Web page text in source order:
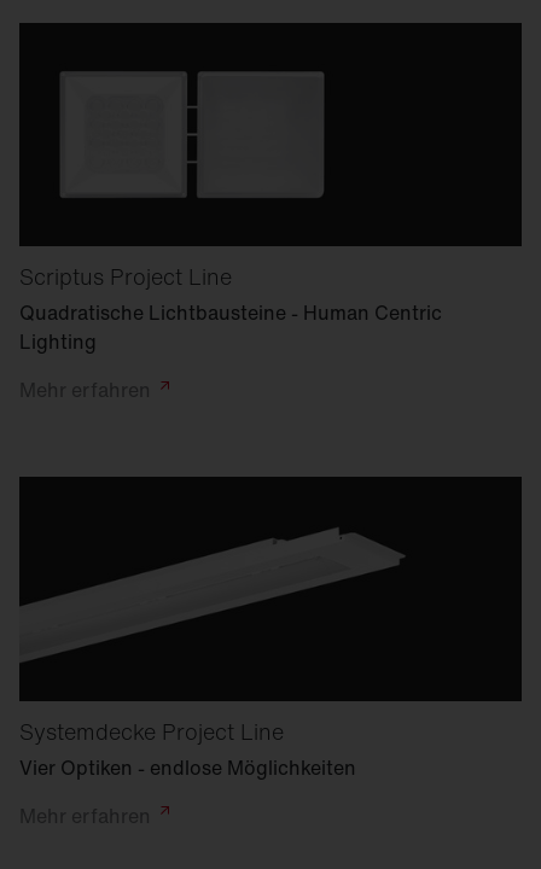
Scriptus Project Line
Quadratische Lichtbausteine - Human Centric
Lighting
Mehr erfahren
Systemdecke Project Line
Vier Optiken - endlose Möglichkeiten
Mehr erfahren